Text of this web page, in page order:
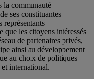
la communauté
ses constituantes
représentants
que les citoyens intéressés
de partenaires privés,
ainsi au développement
au choix de politiques
international.